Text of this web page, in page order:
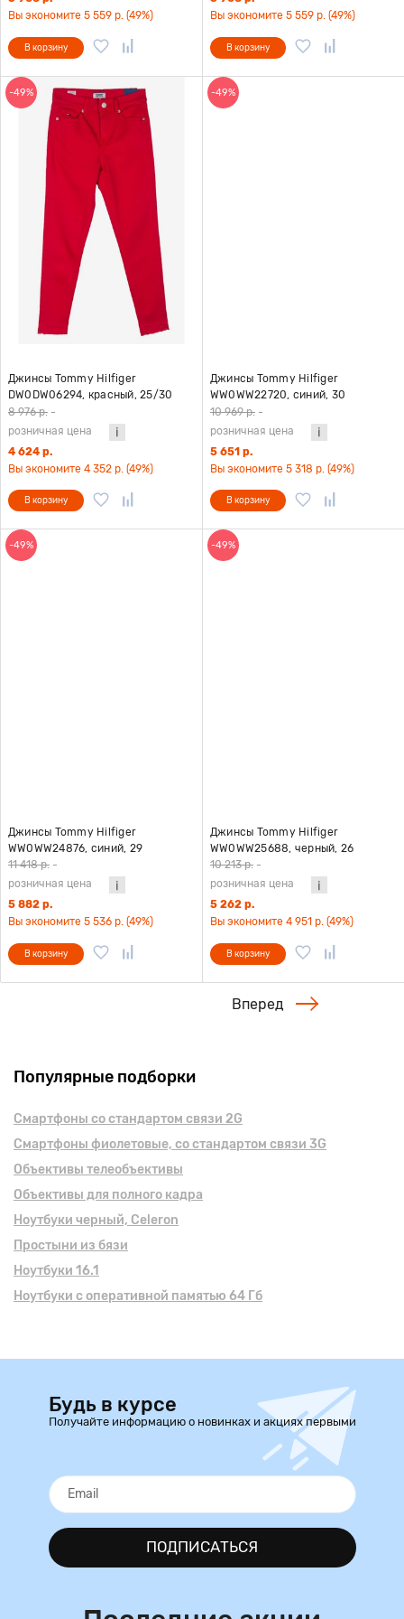
Вы экономите 5 559 р. (49%)
В корзину
Вы экономите 5 559 р. (49%)
В корзину
-49%
Джинсы Tommy Hilfiger
DW0DW06294, красный, 25/30
8 976 р. -
розничная цена
4 624 р.
Вы экономите 4 352 р. (49%)
В корзину
-49%
Джинсы Tommy Hilfiger
WW0WW22720, синий, 30
10 969 р. -
розничная цена
5 651 р.
Вы экономите 5 318 р. (49%)
В корзину
-49%
Джинсы Tommy Hilfiger
WW0WW24876, синий, 29
11 418 р. -
розничная цена
5 882 р.
Вы экономите 5 536 р. (49%)
В корзину
-49%
Джинсы Tommy Hilfiger
WW0WW25688, черный, 26
10 213 р. -
розничная цена
5 262 р.
Вы экономите 4 951 р. (49%)
В корзину
Вперед
Популярные подборки
Смартфоны cо стандартом связи 2G
Смартфоны фиолетовые, cо стандартом связи 3G
Объективы телеобъективы
Объективы для полного кадра
Ноутбуки черный, Celeron
Простыни из бязи
Ноутбуки 16.1
Ноутбуки с оперативной памятью 64 Гб
Будь в курсе
Получайте информацию о новинках и акциях первыми
ПОДПИСАТЬСЯ